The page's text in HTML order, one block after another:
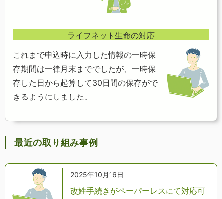
ライフネット生命の対応
これまで申込時に入力した情報の一時保
存期間は一律月末まででしたが、一時保
存した日から起算して30日間の保存がで
きるようにしました。
最近の取り組み事例
2025年10月16日
改姓手続きがペーパーレスにて対応可